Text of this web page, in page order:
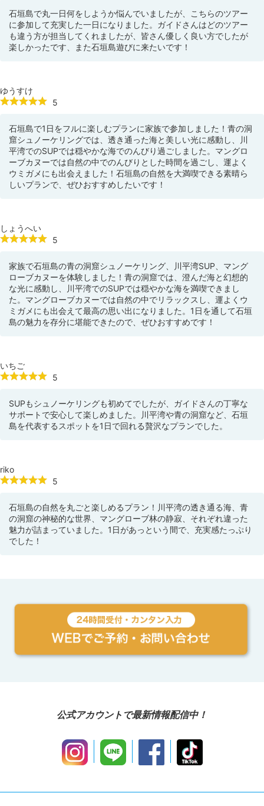
石垣島で丸一日何をしようか悩んでいましたが、こちらのツアー
に参加して充実した一日になりました。ガイドさんはどのツアー
も違う方が担当してくれましたが、皆さん優しく良い方でしたが
楽しかったです、また石垣島遊びに来たいです！
ゆうすけ
5
石垣島で1日をフルに楽しむプランに家族で参加しました！青の洞
窟シュノーケリングでは、透き通った海と美しい光に感動し、川
平湾でのSUPでは穏やかな海でのんびり過ごしました。マングロ
ーブカヌーでは自然の中でのんびりとした時間を過ごし、運よく
ウミガメにも出会えました！石垣島の自然を大満喫できる素晴ら
しいプランで、ぜひおすすめしたいです！
しょうへい
5
家族で石垣島の青の洞窟シュノーケリング、川平湾SUP、マング
ローブカヌーを体験しました！青の洞窟では、澄んだ海と幻想的
な光に感動し、川平湾でのSUPでは穏やかな海を満喫できまし
た。マングローブカヌーでは自然の中でリラックスし、運よくウ
ミガメにも出会えて最高の思い出になりました。1日を通して石垣
島の魅力を存分に堪能できたので、ぜひおすすめです！
いちご
5
SUPもシュノーケリングも初めてでしたが、ガイドさんの丁寧な
サポートで安心して楽しめました。川平湾や青の洞窟など、石垣
島を代表するスポットを1日で回れる贅沢なプランでした。
riko
5
石垣島の自然を丸ごと楽しめるプラン！川平湾の透き通る海、青
の洞窟の神秘的な世界、マングローブ林の静寂、それぞれ違った
魅力が詰まっていました。1日があっという間で、充実感たっぷり
でした！
公式アカウントで最新情報配信中！